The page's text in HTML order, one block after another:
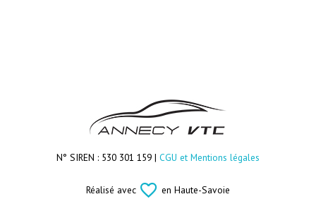
N° SIREN : 530 301 159 | CGU et Mentions légales
Réalisé avec en Haute-Savoie